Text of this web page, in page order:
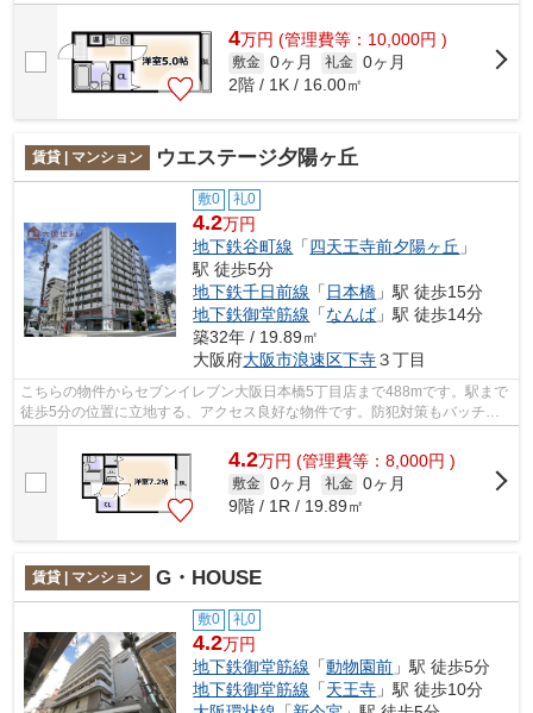
になる敷地内ごみ置き場付きです。気に...
4万円 (管理費等：10,000円 )
敷金 0ヶ月 礼金 0ヶ月
2階 / 1K / 16.00㎡
賃貸 | マンション ウエステージ夕陽ヶ丘
敷0 礼0
4.2万円
地下鉄谷町線 「四天王寺前夕陽ヶ丘 」
駅 徒歩5分
地下鉄千日前線 「日本橋 」駅 徒歩15分
地下鉄御堂筋線 「なんば」駅 徒歩14分
築32年 / 19.89㎡
大阪府大阪市浪速区下寺３丁目
こちらの物件からセブンイレブン大阪日本橋5丁目店まで488mです。駅まで
徒歩5分の位置に立地する、アクセス良好な物件です。防犯対策もバッチリ
なマンションタイプの物件です。共用部...
4.2万円 (管理費等：8,000円 )
敷金 0ヶ月 礼金 0ヶ月
9階 / 1R / 19.89㎡
賃貸 | マンション G・HOUSE
敷0 礼0
4.2万円
地下鉄御堂筋線 「動物園前 」駅 徒歩5分
地下鉄御堂筋線 「天王寺 」駅 徒歩10分